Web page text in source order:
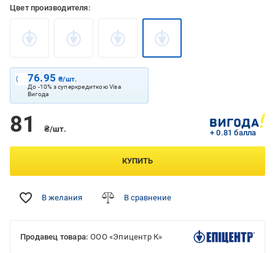
Цвет производителя:
76.95₴/шт.
До -10% з суперкредиткою Visa
Вигода
81 ₴/шт. + 0.81 балла
КУПИТЬ
В желания В сравнение
Продавец товара: ООО «Эпицентр К»